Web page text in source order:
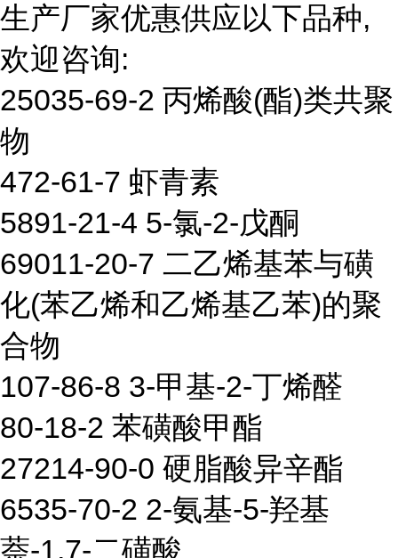
生产厂家优惠供应以下品种,
欢迎咨询:
25035-69-2 丙烯酸(酯)类共聚
物
472-61-7 虾青素
5891-21-4 5-氯-2-戊酮
69011-20-7 二乙烯基苯与磺
化(苯乙烯和乙烯基乙苯)的聚
合物
107-86-8 3-甲基-2-丁烯醛
80-18-2 苯磺酸甲酯
27214-90-0 硬脂酸异辛酯
6535-70-2 2-氨基-5-羟基
萘-1,7-二磺酸